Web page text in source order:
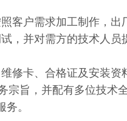
客户需求加工制作，出
，并对需方的技术人
修卡、合格证及安装资
宗旨，并配有多位技术
。